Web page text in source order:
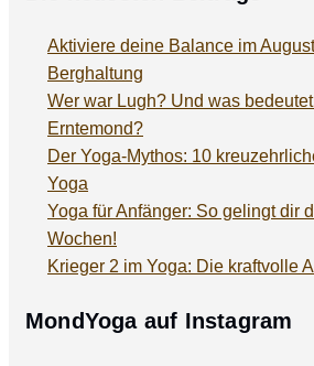
Aktiviere deine Balance im
Berghaltung
Wer war Lugh? Und was
Erntemond?
Der Yoga-Mythos: 10
Yoga
Yoga für Anfänger: So gelingt dir
Wochen!
Krieger 2 im Yoga: Die kraftvolle
MondYoga auf Instagram